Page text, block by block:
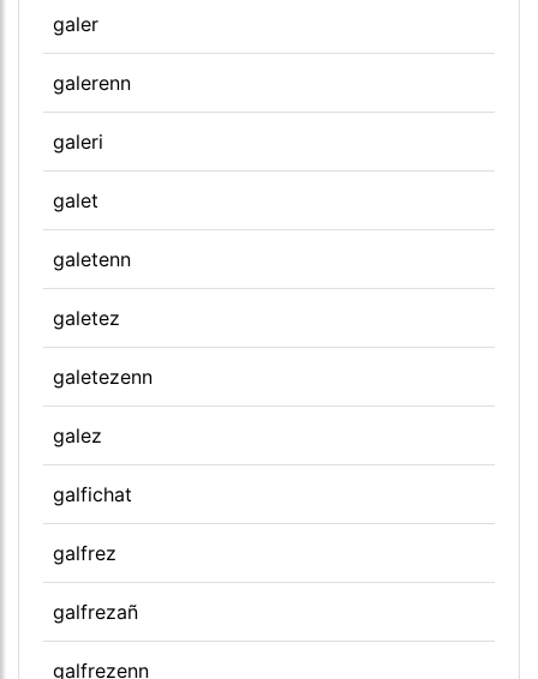
galer
galerenn
galeri
galet
galetenn
galetez
galetezenn
galez
galfichat
galfrez
galfrezañ
galfrezenn